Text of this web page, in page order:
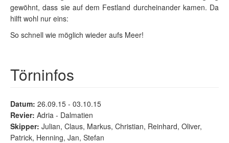
gewöhnt, dass sie auf dem Festland durcheinander kamen. Da
hilft wohl nur eins:
So schnell wie möglich wieder aufs Meer!
Törninfos
Datum: 26.09.15 - 03.10.15
Revier: Adria - Dalmatien
Skipper: Julian, Claus, Markus, Christian, Reinhard, Oliver,
Patrick, Henning, Jan, Stefan